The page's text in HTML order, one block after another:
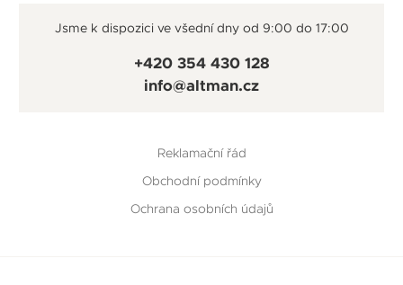
Jsme k dispozici ve všední dny od 9:00 do 17:00
+420 354 430 128
info@altman.cz
Reklamační řád
Obchodní podmínky
Ochrana osobních údajů